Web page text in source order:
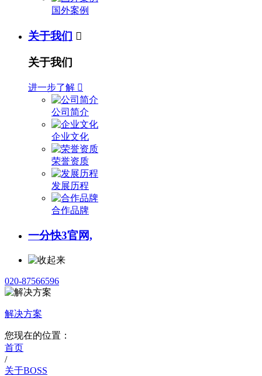
国外案例
关于我们 
关于我们
进一步了解 
公司简介
企业文化
荣誉资质
发展历程
合作品牌
一分快3官网,
020-87566596
解决方案
您现在的位置：
首页
/
关于BOSS